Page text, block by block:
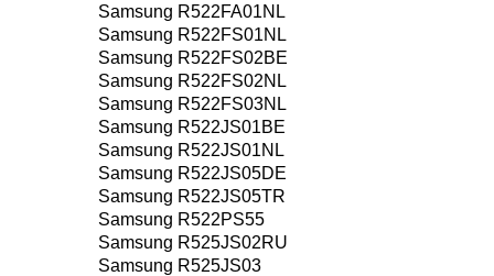
Samsung R522FA01NL
Samsung R522FS01NL
Samsung R522FS02BE
Samsung R522FS02NL
Samsung R522FS03NL
Samsung R522JS01BE
Samsung R522JS01NL
Samsung R522JS05DE
Samsung R522JS05TR
Samsung R522PS55
Samsung R525JS02RU
Samsung R525JS03